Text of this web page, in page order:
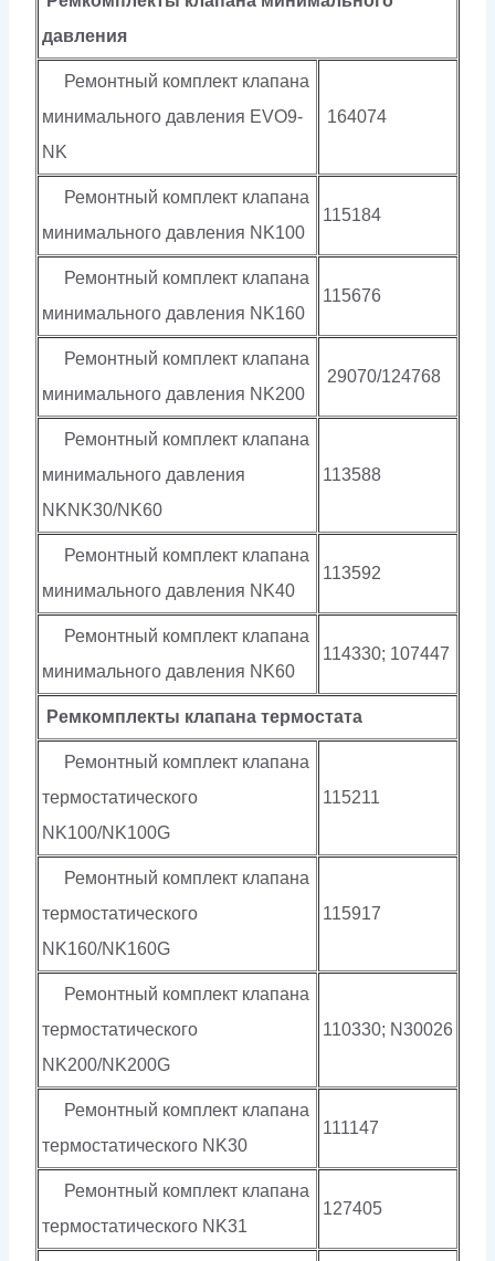
давления
Ремонтный комплект клапана
минимального давления EVO9-
NK
164074
Ремонтный комплект клапана
минимального давления NK100
115184
Ремонтный комплект клапана
минимального давления NK160
115676
Ремонтный комплект клапана
минимального давления NK200
29070/124768
Ремонтный комплект клапана
минимального давления
NKNK30/NK60
113588
Ремонтный комплект клапана
минимального давления NK40
113592
Ремонтный комплект клапана
минимального давления NK60
114330; 107447
Ремкомплекты клапана термостата
Ремонтный комплект клапана
термостатического
NK100/NK100G
115211
Ремонтный комплект клапана
термостатического
NK160/NK160G
115917
Ремонтный комплект клапана
термостатического
NK200/NK200G
110330; N30026
Ремонтный комплект клапана
термостатического NK30
111147
Ремонтный комплект клапана
термостатического NK31
127405